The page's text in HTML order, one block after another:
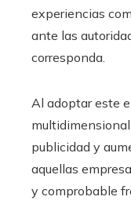
experiencias
ante las
corresponda.
Al adoptar este
publicidad y
aquellas
y comprobable